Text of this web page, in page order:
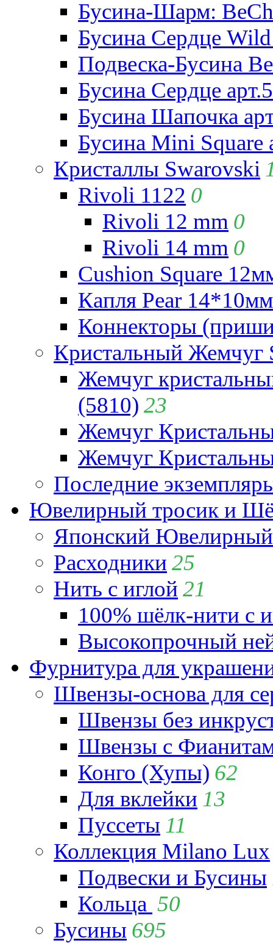
Бусина-Шарм:
Бусина Сердце
Подвеска-Бусина
Бусина Сердце
Бусина Шапочка
Бусина Mini Square
Кристаллы Swarovski
Rivoli 1122 0
Rivoli 12 mm 0
Rivoli 14 mm 0
Cushion Square
Капля Pear
Коннекторы
Кристальный Жемчуг
Жемчуг
(5810) 23
Жемчуг
Жемчуг
Последние
Ювелирный тросик и
Японский
Расходники 25
Нить с иглой 21
100% шёлк-нити с
Высокопрочный
Фурнитура для
Швензы-основа для
Швензы без
Швензы с
Конго (Хупы) 62
Для вклейки 13
Пуссеты 11
Коллекция Milano Lux
Подвески и Бусины
Кольца 50
Бусины 695